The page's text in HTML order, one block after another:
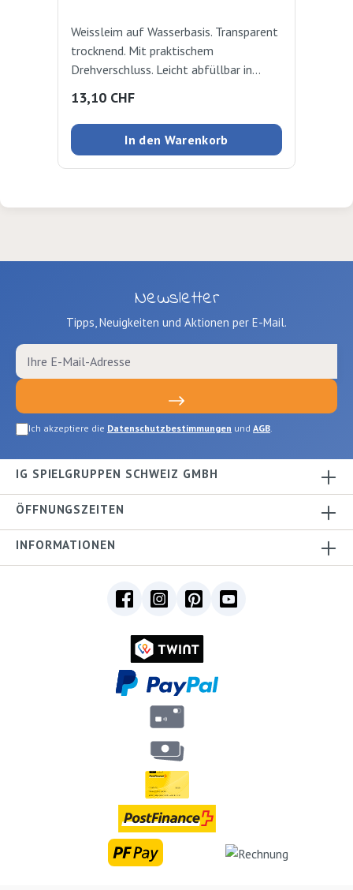
Weissleim auf Wasserbasis. Transparent
trocknend. Mit praktischem
Drehverschluss. Leicht abfüllbar in
Kinder. 1 kg
Regulärer Preis:
13,10 CHF
In den Warenkorb
Newsletter
Tipps, Neuigkeiten und Aktionen per E-Mail.
Ich akzeptiere die Datenschutzbestimmungen und AGB.
IG SPIELGRUPPEN SCHWEIZ GMBH
ÖFFNUNGSZEITEN
INFORMATIONEN